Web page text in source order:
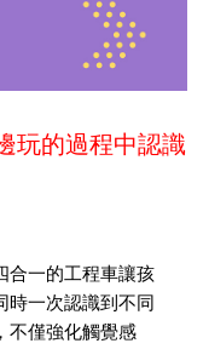
玩的過程中認識
合一的工程車讓孩
時一次認識到不同
不僅強化觸覺感